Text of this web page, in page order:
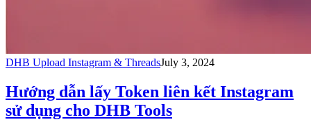
DHB Upload Instagram & ThreadsJuly 3, 2024
Hướng dẫn lấy Token liên kết Instagram
sử dụng cho DHB Tools